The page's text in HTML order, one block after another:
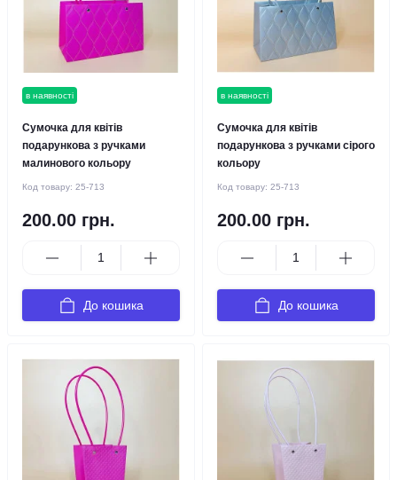
в наявності
Сумочка для квітів
подарункова з ручками
малинового кольору
Код товару: 25-713
200.00 грн.
До кошика
в наявності
Сумочка для квітів
подарункова з ручками сірого
кольору
Код товару: 25-713
200.00 грн.
До кошика